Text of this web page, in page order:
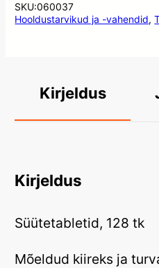
SKU:060037
Hooldustarvikud ja -vahendid,
Kirjeldus
Kirjeldus
Süütetabletid, 128 tk
Mõeldud kiireks ja